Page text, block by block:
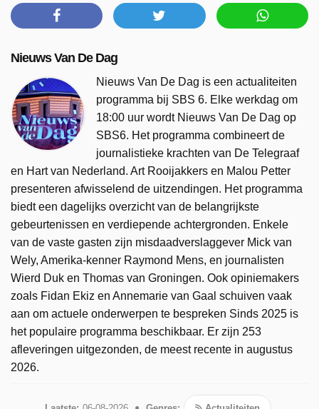
Nieuws Van De Dag
Nieuws Van De Dag is een actualiteiten
programma bij SBS 6. Elke werkdag om
18:00 uur wordt Nieuws Van De Dag op
SBS6. Het programma combineert de
journalistieke krachten van De Telegraaf
en Hart van Nederland. Art Rooijakkers en Malou Petter
presenteren afwisselend de uitzendingen. Het programma
biedt een dagelijks overzicht van de belangrijkste
gebeurtenissen en verdiepende achtergronden. Enkele
van de vaste gasten zijn misdaadverslaggever Mick van
Wely, Amerika-kenner Raymond Mens, en journalisten
Wierd Duk en Thomas van Groningen. Ook opiniemakers
zoals Fidan Ekiz en Annemarie van Gaal schuiven vaak
aan om actuele onderwerpen te bespreken Sinds 2025 is
het populaire programma beschikbaar. Er zijn 253
afleveringen uitgezonden, de meest recente in augustus
2026.